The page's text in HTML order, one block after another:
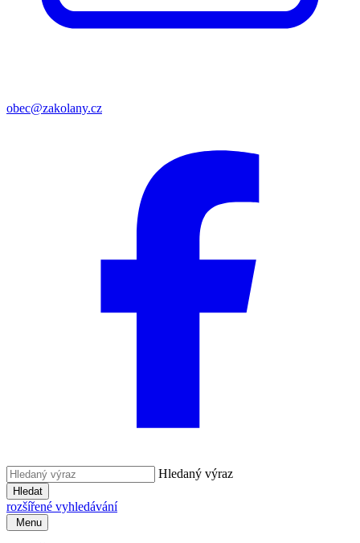
obec@zakolany.cz
Hledaný výraz
Hledat
rozšířené vyhledávání
Menu